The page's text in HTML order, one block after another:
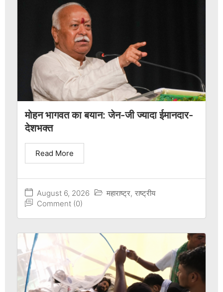
मोहन भागवत का बयान: जेन-जी ज्यादा ईमानदार-
देशभक्त
August 6, 2026 महाराष्ट्र, राष्ट्रीय
Comment (0)
Read More